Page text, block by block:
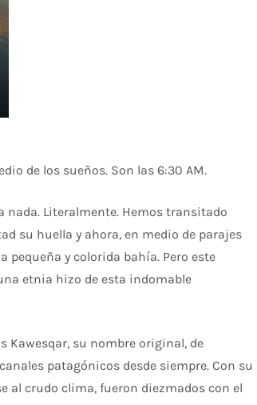
de los sueños. Son las 6:30 AM.
nada. Literalmente. Hemos transitado
su huella y ahora, en medio de parajes
pequeña y colorida bahía. Pero este
etnia hizo de esta indomable
Kawesqar, su nombre original, de
patagónicos desde siempre. Con su
al crudo clima, fueron diezmados con el